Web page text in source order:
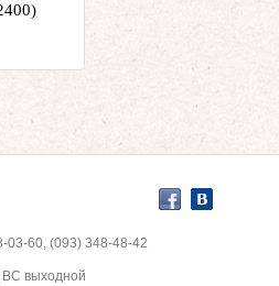
03-60, (093) 348-48-42
выходной